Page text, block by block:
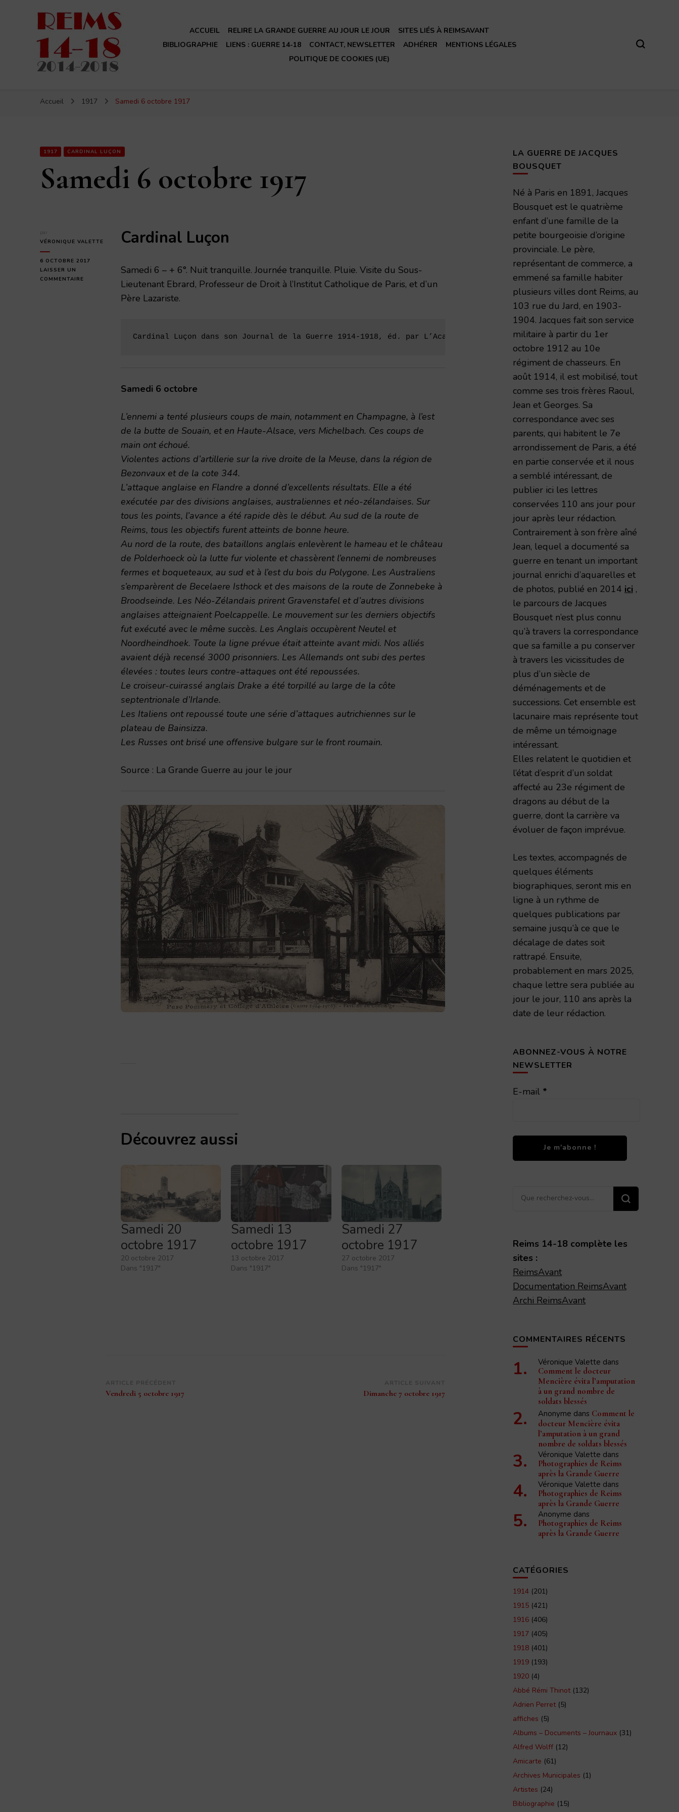
ACCUEIL RELIRE LA GRANDE GUERRE AU JOUR LE JOUR
SITES LIÉS À REIMSAVANT
BIBLIOGRAPHIE
LIENS : GUERRE 14-18 CONTACT, NEWSLETTER ADHÉRER
MENTIONS LÉGALES
POLITIQUE DE COOKIES (UE)
Accueil 1917 Samedi 6 octobre 1917
1917 CARDINAL LUÇON
Samedi 6 octobre 1917
VÉRONIQUE VALETTE
6 OCTOBRE 2017
LAISSER UN
COMMENTAIRE
Cardinal Luçon
Samedi 6 – + 6°. Nuit tranquille. Journée tranquille. Pluie. Visite du Sous-
Lieutenant Ebrard, Professeur de Droit à l’Institut Catholique de Paris, et d’un
Père Lazariste.
Cardinal Luçon dans son Journal de la Guerre 1914-1918, éd. par L’Académie Nationale de Reims – 1998 – TAR volume 173
Samedi 6 octobre
L’ennemi a tenté plusieurs coups de main, notamment en Champagne, à l’est
de la butte de Souain, et en Haute-Alsace, vers Michelbach. Ces coups de
main ont échoué.
Violentes actions d’artillerie sur la rive droite de la Meuse, dans la région de
Bezonvaux et de la cote 344.
L’attaque anglaise en Flandre a donné d’excellents résultats. Elle a été
exécutée par des divisions anglaises, australiennes et néo-zélandaises. Sur
tous les points, l’avance a été rapide dès le début. Au sud de la route de
Reims, tous les objectifs furent atteints de bonne heure.
Au nord de la route, des bataillons anglais enlevèrent le hameau et le château
de Polderhoeck où la lutte fur violente et chassèrent l’ennemi de nombreuses
fermes et boqueteaux, au sud et à l’est du bois du Polygone. Les Australiens
s’emparèrent de Becelaere Isthock et des maisons de la route de Zonnebeke à
Broodseinde. Les Néo-Zélandais prirent Gravenstafel et d’autres divisions
anglaises atteignaient Poelcappelle. Le mouvement sur les derniers objectifs
fut exécuté avec le même succès. Les Anglais occupèrent Neutel et
Noordheindhoek. Toute la ligne prévue était atteinte avant midi. Nos alliés
avaient déjà recensé 3000 prisonniers. Les Allemands ont subi des pertes
élevées : toutes leurs contre-attaques ont été repoussées.
Le croiseur-cuirassé anglais Drake a été torpillé au large de la côte
septentrionale d’Irlande.
Les Italiens ont repoussé toute une série d’attaques autrichiennes sur le
plateau de Bainsizza.
Les Russes ont brisé une offensive bulgare sur le front roumain.
Source : La Grande Guerre au jour le jour
Découvrez aussi
Samedi 20
octobre 1917
20 octobre 2017
Dans "1917"
Samedi 13
octobre 1917
13 octobre 2017
Dans "1917"
Samedi 27
octobre 1917
27 octobre 2017
Dans "1917"
Navigation
d’article
Vendredi 5 octobre 1917 Dimanche 7 octobre 1917
LA GUERRE DE JACQUES
BOUSQUET
Né à Paris en 1891, Jacques
Bousquet est le quatrième
enfant d’une famille de la
petite bourgeoisie d’origine
provinciale. Le père,
représentant de commerce, a
emmené sa famille habiter
plusieurs villes dont Reims, au
103 rue du Jard, en 1903-
1904. Jacques fait son service
militaire à partir du 1er
octobre 1912 au 10e
régiment de chasseurs. En
août 1914, il est mobilisé, tout
comme ses trois frères Raoul,
Jean et Georges. Sa
correspondance avec ses
parents, qui habitent le 7e
arrondissement de Paris, a été
en partie conservée et il nous
a semblé intéressant, de
publier ici les lettres
conservées 110 ans jour pour
jour après leur rédaction.
Contrairement à son frère aîné
Jean, lequel a documenté sa
guerre en tenant un important
journal enrichi d’aquarelles et
de photos, publié en 2014 ici ,
le parcours de Jacques
Bousquet n’est plus connu
qu’à travers la correspondance
que sa famille a pu conserver
à travers les vicissitudes de
plus d’un siècle de
déménagements et de
successions. Cet ensemble est
lacunaire mais représente tout
de même un témoignage
intéressant.
Elles relatent le quotidien et
l’état d’esprit d’un soldat
affecté au 23e régiment de
dragons au début de la
guerre, dont la carrière va
évoluer de façon imprévue.
Les textes, accompagnés de
quelques éléments
biographiques, seront mis en
ligne à un rythme de
quelques publications par
semaine jusqu’à ce que le
décalage de dates soit
rattrapé. Ensuite,
probablement en mars 2025,
chaque lettre sera publiée au
jour le jour, 110 ans après la
date de leur rédaction.
ABONNEZ-VOUS À NOTRE
NEWSLETTER
E-mail *
Vous
Reims 14-18 complète les
sites :
ReimsAvant
Documentation ReimsAvant
Archi ReimsAvant
COMMENTAIRES RÉCENTS
Véronique Valette dans
Comment le docteur
Mencière évita l’amputation
à un grand nombre de
soldats blessés
Anonyme dans Comment le
docteur Mencière évita
l’amputation à un grand
nombre de soldats blessés
Véronique Valette dans
Photographies de Reims
après la Grande Guerre
Véronique Valette dans
Photographies de Reims
après la Grande Guerre
Anonyme dans
Photographies de Reims
après la Grande Guerre
CATÉGORIES
1914 (201)
1915 (421)
1916 (406)
1917 (405)
1918 (401)
1919 (193)
1920 (4)
Abbé Rémi Thinot(132)
Adrien Perret(5)
affiches (5)
Albums – Documents – Journaux (31)
Alfred Wolff (12)
Amicarte (61)
Archives Municipales (1)
Artistes (24)
Bibliographie (15)